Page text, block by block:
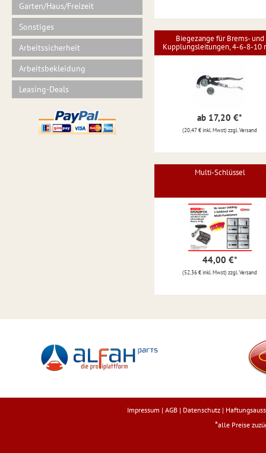
Garten/Haus/Freizeit
Sonstiges
Arbeitssicherheit
Arbeitsbekleidung
Leasing-Deals
Biegezange für Brems- und
Kupplungsleitungen, 4-6-8-10
ab 17,20 €*
(20,47 € inkl. Mwst) zzgl. Versand
Multi-Schlüssel
44,00 €*
(52,36 € inkl. Mwst) zzgl. Versand
Impressum | AGB | Datenschutz |
*alle Preise